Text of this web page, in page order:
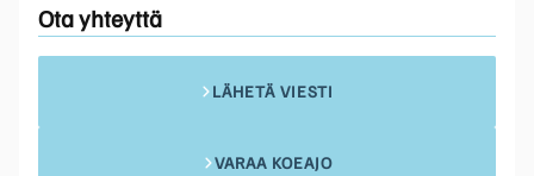
Ota yhteyttä
LÄHETÄ VIESTI
VARAA KOEAJO